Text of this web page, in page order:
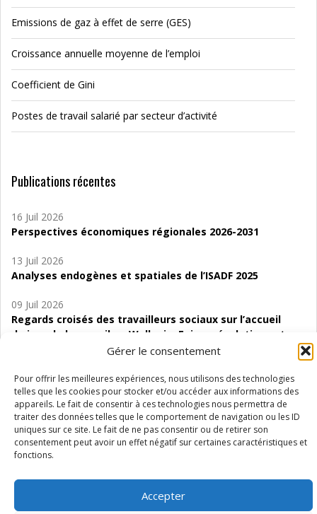
Gérer le consentement
Pour offrir les meilleures expériences, nous utilisons des technologies
telles que les cookies pour stocker et/ou accéder aux informations des
appareils. Le fait de consentir à ces technologies nous permettra de
traiter des données telles que le comportement de navigation ou les ID
uniques sur ce site. Le fait de ne pas consentir ou de retirer son
consentement peut avoir un effet négatif sur certaines caractéristiques et
fonctions.
Accepter
Emissions de gaz à effet de serre (GES)
Croissance annuelle moyenne de l’emploi
Coefficient de Gini
Postes de travail salarié par secteur d’activité
Publications récentes
16 Juil 2026
Perspectives économiques régionales 2026-2031
13 Juil 2026
Analyses endogènes et spatiales de l’ISADF 2025
09 Juil 2026
Regards croisés des travailleurs sociaux sur l’accueil
de jour de bas seuil en Wallonie. Enjeux, évolutions et
06 Juil 2026
Étude d’évaluabilité des Structures
d’accompagnement à l’autocréation d’emploi (SAACE)
01 Juil 2026
Pénurie du personnel infirmier :quels indicateurs
Wallonie ?